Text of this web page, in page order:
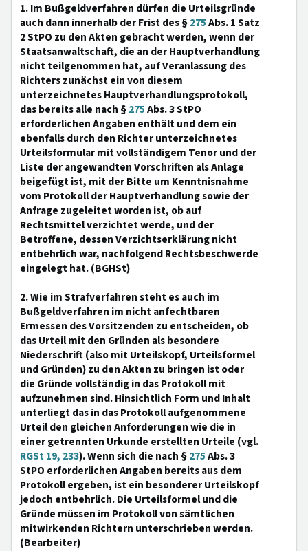
1. Im Bußgeldverfahren dürfen die Urteilsgründe
auch dann innerhalb der Frist des §275Abs. 1 Satz
2 StPO zu den Akten gebracht werden, wenn der
Staatsanwaltschaft, die an der Hauptverhandlung
nicht teilgenommen hat, auf Veranlassung des
Richters zunächst ein von diesem
unterzeichnetes Hauptverhandlungsprotokoll,
das bereits alle nach §275Abs. 3 StPO
erforderlichen Angaben enthält und dem ein
ebenfalls durch den Richter unterzeichnetes
Urteilsformular mit vollständigem Tenor und der
Liste der angewandten Vorschriften als Anlage
beigefügt ist, mit der Bitte um Kenntnisnahme
vom Protokoll der Hauptverhandlung sowie der
Anfrage zugeleitet worden ist, ob auf
Rechtsmittel verzichtet werde, und der
Betroffene, dessen Verzichtserklärung nicht
entbehrlich war, nachfolgend Rechtsbeschwerde
eingelegt hat. (BGHSt)
2. Wie im Strafverfahren steht es auch im
Bußgeldverfahren im nicht anfechtbaren
Ermessen des Vorsitzenden zu entscheiden, ob
das Urteil mit den Gründen als besondere
Niederschrift (also mit Urteilskopf, Urteilsformel
und Gründen) zu den Akten zu bringen ist oder
die Gründe vollständig in das Protokoll mit
aufzunehmen sind. Hinsichtlich Form und Inhalt
unterliegt das in das Protokoll aufgenommene
Urteil den gleichen Anforderungen wie die in
einer getrennten Urkunde erstellten Urteile (vgl.
RGSt 19, 233). Wenn sich die nach §275Abs. 3
StPO erforderlichen Angaben bereits aus dem
Protokoll ergeben, ist ein besonderer Urteilskopf
jedoch entbehrlich. Die Urteilsformel und die
Gründe müssen im Protokoll von sämtlichen
mitwirkenden Richtern unterschrieben werden.
(Bearbeiter)